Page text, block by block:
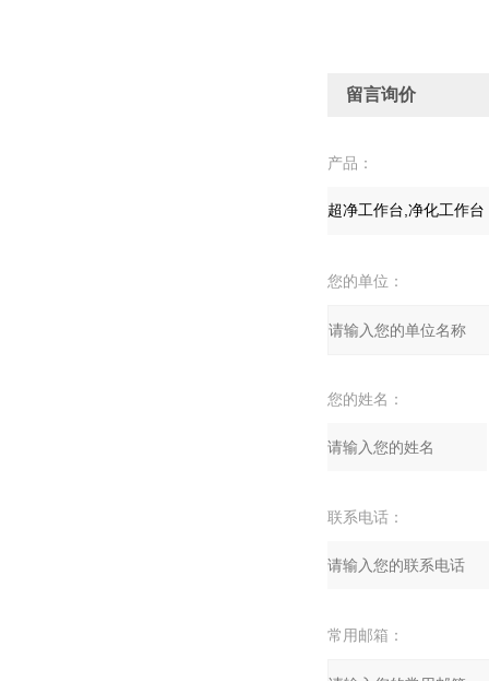
留言询价
产品：
您的单位：
您的姓名：
联系电话：
常用邮箱：